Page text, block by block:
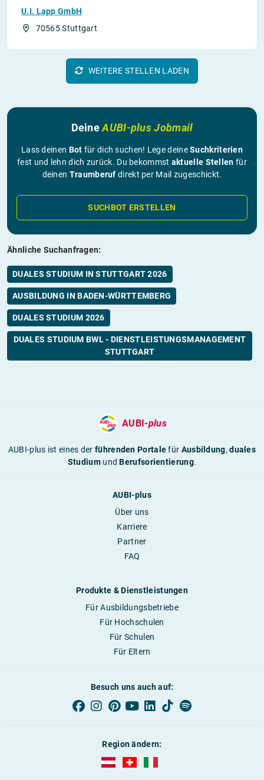
U.I. Lapp GmbH
70565 Stuttgart
WEITERE STELLEN LADEN
DeineAUBI-plus Jobmail
Lass deinen Bot für dich suchen! Lege deineSuchkriterien
fest und lehn dich zurück. Du bekommst aktuelle Stellen für
deinen Traumberuf direkt per Mail zugeschickt.
SUCHBOT ERSTELLEN
Ähnliche Suchanfragen:
DUALES STUDIUM IN STUTTGART 2026
AUSBILDUNG IN BADEN-WÜRTTEMBERG
DUALES STUDIUM 2026
DUALES STUDIUM BWL - DIENSTLEISTUNGSMANAGEMENT
STUTTGART
AUBI-plus
AUBI-plus ist eines derführenden Portalefür Ausbildung,duales
StudiumundBerufsorientierung.
AUBI-plus
Über uns
Karriere
Partner
FAQ
Produkte & Dienstleistungen
Für Ausbildungsbetriebe
Für Hochschulen
Für Schulen
Für Eltern
Besuch uns auch auf:
Region ändern:
AUBI-plus Österreich (deutsch)